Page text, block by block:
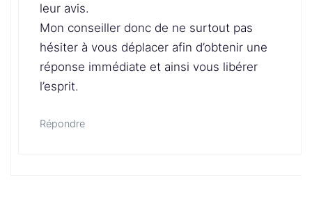
leur avis.
Mon conseiller donc de ne surtout pas
hésiter à vous déplacer afin d’obtenir une
réponse immédiate et ainsi vous libérer
l’esprit.
Répondre